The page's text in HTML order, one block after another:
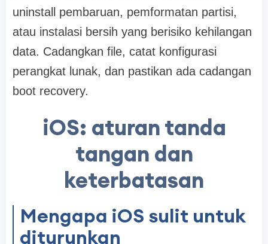
uninstall pembaruan, pemformatan partisi,
atau instalasi bersih yang berisiko kehilangan
data. Cadangkan file, catat konfigurasi
perangkat lunak, dan pastikan ada cadangan
boot recovery.
iOS: aturan tanda
tangan dan
keterbatasan
Mengapa iOS sulit untuk
diturunkan